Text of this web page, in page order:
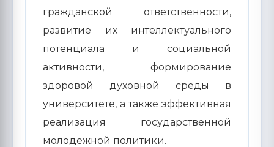
гражданской ответственности,
развитие их интеллектуального
потенциала и социальной
активности, формирование
здоровой духовной среды в
университете, а также эффективная
реализация государственной
молодежной политики.